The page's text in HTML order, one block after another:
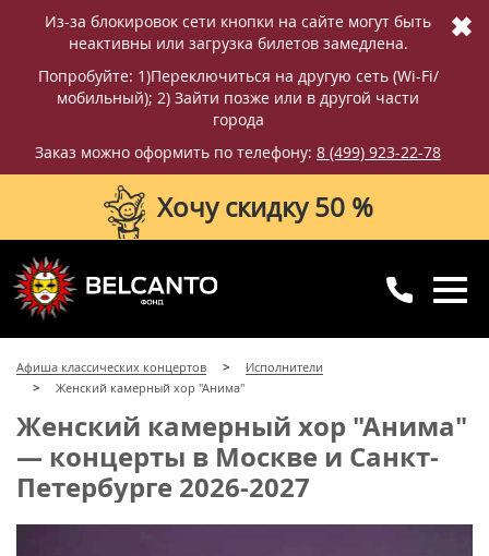
Из-за блокировок сети кнопки на сайте могут быть
неактивны или загрузка билетов замедлена.
Попробуйте: 1)Переключиться на другую сеть (Wi-Fi/
мобильный); 2) Зайти позже или в другой части
города
Заказ можно оформить по телефону: 8 (499) 923-22-78
✖
Хочу скидку 50 %
8 (499) 923-22-78
с 10:00 до 20:00
Афиша классических концертов
Исполнители
Женский камерный хор "Анима"
Женский камерный хор "Анима"
— концерты в Москве и Санкт-
Петербурге 2026-2027